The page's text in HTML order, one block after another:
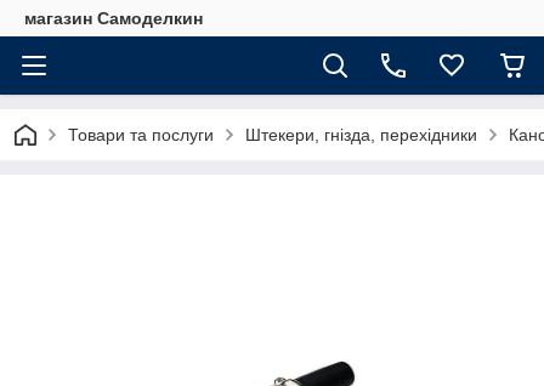
магазин Самоделкин
Товари та послуги Штекери, гнізда, перехідники